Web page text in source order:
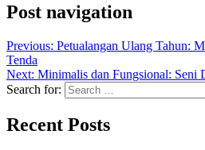
Post navigation
Previous: Petualangan Ulang Tahun:
Tenda
Next: Minimalis dan Fungsional: Seni
Search for:
Recent Posts